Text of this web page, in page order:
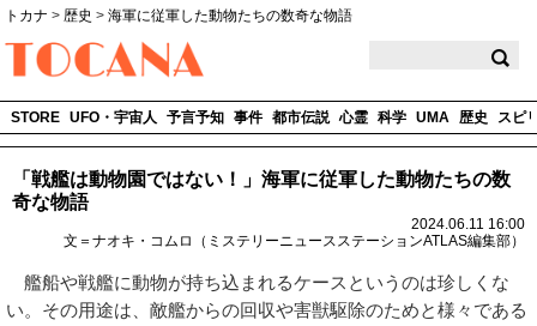
トカナ > 歴史 > 海軍に従軍した動物たちの数奇な物語
STORE UFO・宇宙人 予言予知 事件 都市伝説 心霊 科学 UMA 歴史 スピ
「戦艦は動物園ではない！」海軍に従軍した動物たちの数
奇な物語
2024.06.11 16:00
文＝ナオキ・コムロ（ミステリーニュースステーションATLAS編集部）
艦船や戦艦に動物が持ち込まれるケースというのは珍しくな
い。その用途は、敵艦からの回収や害獣駆除のためと様々である